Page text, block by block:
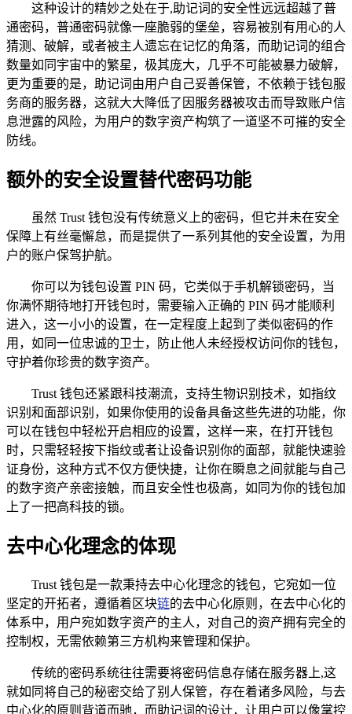
这种设计的精妙之处在于,助记词的安全性远远超越了普
通密码，普通密码就像一座脆弱的堡垒，容易被别有用心的人
猜测、破解，或者被主人遗忘在记忆的角落，而助记词的组合
数量如同宇宙中的繁星，极其庞大，几乎不可能被暴力破解，
更为重要的是，助记词由用户自己妥善保管，不依赖于钱包服
务商的服务器，这就大大降低了因服务器被攻击而导致账户信
息泄露的风险，为用户的数字资产构筑了一道坚不可摧的安全
防线。
额外的安全设置替代密码功能
虽然 Trust 钱包没有传统意义上的密码，但它并未在安全
保障上有丝毫懈怠，而是提供了一系列其他的安全设置，为用
户的账户保驾护航。
你可以为钱包设置 PIN 码，它类似于手机解锁密码，当
你满怀期待地打开钱包时，需要输入正确的 PIN 码才能顺利
进入，这一小小的设置，在一定程度上起到了类似密码的作
用，如同一位忠诚的卫士，防止他人未经授权访问你的钱包，
守护着你珍贵的数字资产。
Trust 钱包还紧跟科技潮流，支持生物识别技术，如指纹
识别和面部识别，如果你使用的设备具备这些先进的功能，你
可以在钱包中轻松开启相应的设置，这样一来，在打开钱包
时，只需轻轻按下指纹或者让设备识别你的面部，就能快速验
证身份，这种方式不仅方便快捷，让你在瞬息之间就能与自己
的数字资产亲密接触，而且安全性也极高，如同为你的钱包加
上了一把高科技的锁。
去中心化理念的体现
Trust 钱包是一款秉持去中心化理念的钱包，它宛如一位
坚定的开拓者，遵循着区块链的去中心化原则，在去中心化的
体系中，用户宛如数字资产的主人，对自己的资产拥有完全的
控制权，无需依赖第三方机构来管理和保护。
传统的密码系统往往需要将密码信息存储在服务器上,这
就如同将自己的秘密交给了别人保管，存在着诸多风险，与去
中心化的原则背道而驰，而助记词的设计，让用户可以像掌控